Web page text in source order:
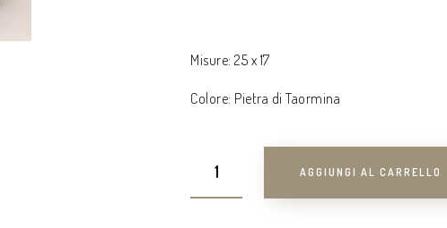
Misure: 25 x 17
Colore: Pietra di Taormina
AGGIUNGI AL CARRELLO